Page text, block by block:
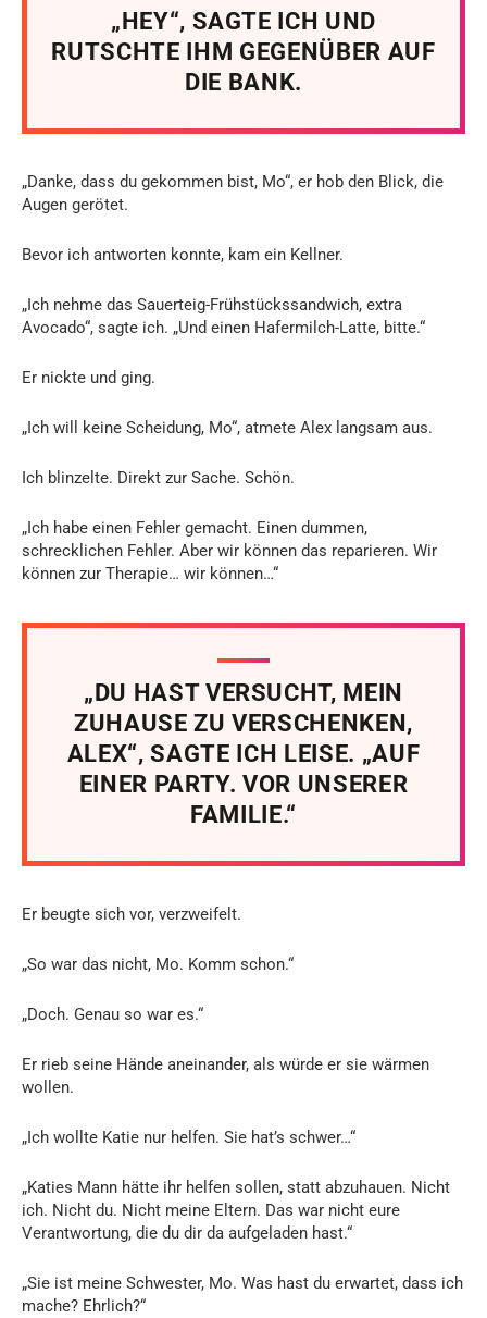
„HEY“, SAGTE ICH UND
RUTSCHTE IHM GEGENÜBER AUF
DIE BANK.
„Danke, dass du gekommen bist, Mo“, er hob den Blick, die
Augen gerötet.
Bevor ich antworten konnte, kam ein Kellner.
„Ich nehme das Sauerteig-Frühstückssandwich, extra
Avocado“, sagte ich. „Und einen Hafermilch-Latte, bitte.“
Er nickte und ging.
„Ich will keine Scheidung, Mo“, atmete Alex langsam aus.
Ich blinzelte. Direkt zur Sache. Schön.
„Ich habe einen Fehler gemacht. Einen dummen,
schrecklichen Fehler. Aber wir können das reparieren. Wir
können zur Therapie… wir können…“
„DU HAST VERSUCHT, MEIN
ZUHAUSE ZU VERSCHENKEN,
ALEX“, SAGTE ICH LEISE. „AUF
EINER PARTY. VOR UNSERER
FAMILIE.“
Er beugte sich vor, verzweifelt.
„So war das nicht, Mo. Komm schon.“
„Doch. Genau so war es.“
Er rieb seine Hände aneinander, als würde er sie wärmen
wollen.
„Ich wollte Katie nur helfen. Sie hat’s schwer…“
„Katies Mann hätte ihr helfen sollen, statt abzuhauen. Nicht
ich. Nicht du. Nicht meine Eltern. Das war nicht eure
Verantwortung, die du dir da aufgeladen hast.“
„Sie ist meine Schwester, Mo. Was hast du erwartet, dass ich
mache? Ehrlich?“